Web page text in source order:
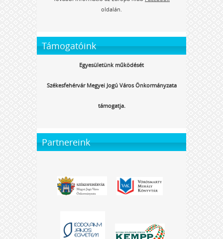
oldalán.
Támogatóink
Egyesületünk működését
Székesfehérvár Megyei Jogú Város Önkormányzata
támogatja.
Partnereink